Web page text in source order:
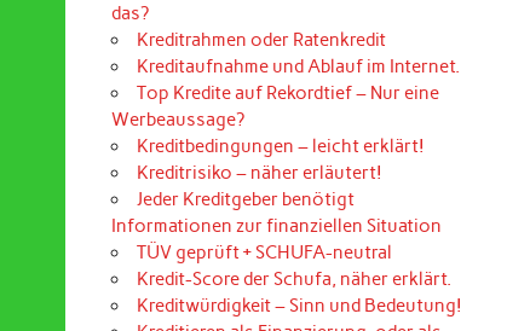
das?
Kreditrahmen oder Ratenkredit
Kreditaufnahme und Ablauf im Internet.
Top Kredite auf Rekordtief – Nur eine
Werbeaussage?
Kreditbedingungen – leicht erklärt!
Kreditrisiko – näher erläutert!
Jeder Kreditgeber benötigt
Informationen zur finanziellen Situation
TÜV geprüft + SCHUFA-neutral
Kredit-Score der Schufa, näher erklärt.
Kreditwürdigkeit – Sinn und Bedeutung!